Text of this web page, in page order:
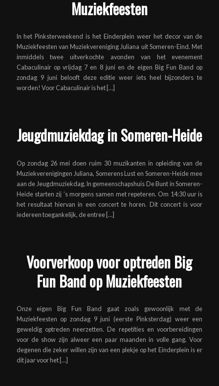
Muziekfeesten
In het Pinksterweekend is het Einderplein weer het decor van de
Muziekfeesten van Muziekvereniging Juliana uit Someren-Eind. Met
inmiddels twee uitverkochte avonden van het evenement
Cabaculinair op vrijdag 7 en 8 juni en de eigen Big Fun Band op
zondag 9 juni belooft deze editie weer iets heel bijzonders te
worden! Voor Cabaculinair is het […]
Jeugdmuziekdag in Someren-Heide
Op zondag 26 mei doen ruim 30 muzikanten in opleiding van de
Muziekverenigingen Juliana, Somerens Lust en Someren-Heide mee
aan de Jeugdmuziekdag. In gemeenschapshuis De Bunt in Someren-
Heide starten zij ’s morgens samen met repeteren. Om 14:30 uur is
het resultaat hiervan in een concert te horen. Dit concert is voor
iedereen toegankelijk, de entree […]
Voorverkoop voor optreden Big
Fun Band op Muziekfeesten
Onze eigen Big Fun Band gaat zoals gewoonlijk met de
Muziekfeesten op zondag 9 juni (eerste Pinksterdag) weer een
geweldig optreden neerzetten. De repetities en voorbereidingen
voor de show zijn alweer een paar maanden in volle gang. Voor
degenen die zeker willen zijn van een plekje op het Einderplein is er
dit jaar voor het […]